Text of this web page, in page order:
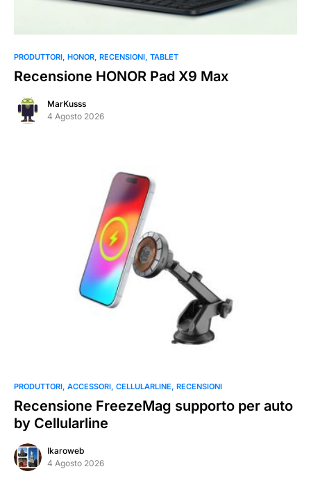
PRODUTTORI HONOR RECENSIONI TABLET
Recensione HONOR Pad X9 Max
MarKusss
4 Agosto 2026
PRODUTTORI ACCESSORI CELLULARLINE RECENSIONI
Recensione FreezeMag supporto per auto
by Cellularline
Ikaroweb
4 Agosto 2026